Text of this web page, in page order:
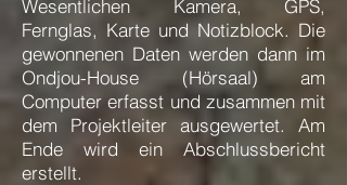
Wesentlichen Kamera, GPS,
Fernglas, Karte und Notizblock. Die
gewonnenen Daten werden dann im
Ondjou-House (Hörsaal) am
Computer erfasst und zusammen mit
dem Projektleiter ausgewertet. Am
Ende wird ein Abschlussbericht
erstellt.